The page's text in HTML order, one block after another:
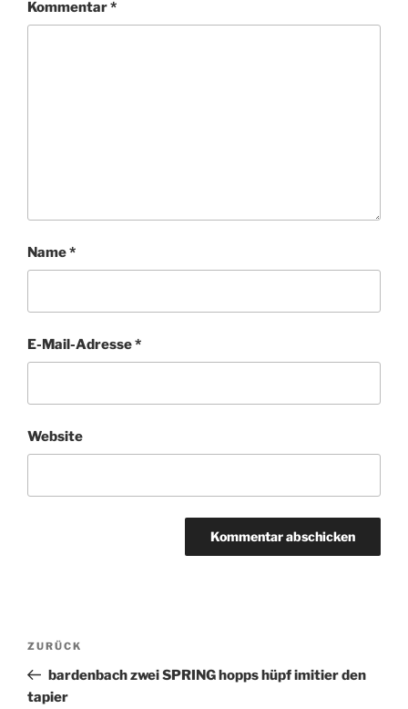
Kommentar*
Name*
E-Mail-Adresse*
Website
Beitragsnavigation
Vorheriger
Beitrag
ZURÜCK
bardenbach zwei SPRING hopps hüpf imitier den
tapier